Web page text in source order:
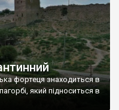
фортеця знаходиться в
який підноситься в